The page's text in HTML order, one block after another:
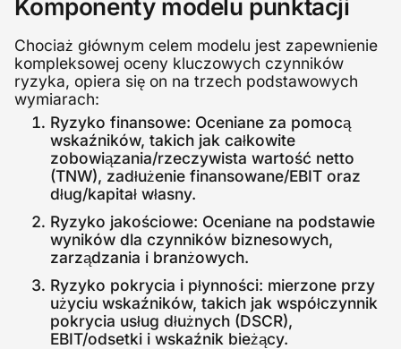
Komponenty modelu punktacji
Chociaż głównym celem modelu jest zapewnienie
kompleksowej oceny kluczowych czynników
ryzyka, opiera się on na trzech podstawowych
wymiarach:
Ryzyko finansowe: Oceniane za pomocą
wskaźników, takich jak całkowite
zobowiązania/rzeczywista wartość netto
(TNW), zadłużenie finansowane/EBIT oraz
dług/kapitał własny.
Ryzyko jakościowe: Oceniane na podstawie
wyników dla czynników biznesowych,
zarządzania i branżowych.
Ryzyko pokrycia i płynności: mierzone przy
użyciu wskaźników, takich jak współczynnik
pokrycia usług dłużnych (DSCR),
EBIT/odsetki i wskaźnik bieżący.